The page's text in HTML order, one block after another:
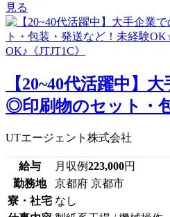
見る
【20~40代活躍中】
◎印刷物のセット・
UTエージェント株式会社
給与 月収例223,000円
勤務地
京都府 京都市
寮・社宅 なし